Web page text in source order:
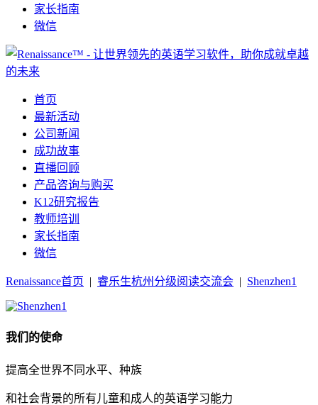
家长指南
微信
首页
最新活动
公司新闻
成功故事
直播回顾
产品咨询与购买
K12研究报告
教师培训
家长指南
微信
Renaissance首页 | 睿乐生杭州分级阅读交流会 | Shenzhen1
我们的使命
提高全世界不同水平、种族
和社会背景的所有儿童和成人的英语学习能力